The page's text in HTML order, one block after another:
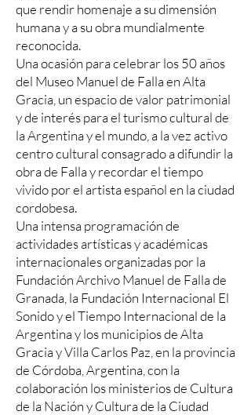
que rendir homenaje a su dimensión
humana y a su obra mundialmente
reconocida.
Una ocasión para celebrar los 50 años
del Museo Manuel de Falla en Alta
Gracia, un espacio de valor patrimonial
y de interés para el turismo cultural de
la Argentina y el mundo, a la vez activo
centro cultural consagrado a difundir la
obra de Falla y recordar el tiempo
vivido por el artista español en la ciudad
cordobesa.
Una intensa programación de
actividades artísticas y académicas
internacionales organizadas por la
Fundación Archivo Manuel de Falla de
Granada, la Fundación Internacional El
Sonido y el Tiempo Internacional de la
Argentina y los municipios de Alta
Gracia y Villa Carlos Paz, en la provincia
de Córdoba, Argentina, con la
colaboración los ministerios de Cultura
de la Nación y Cultura de la Ciudad